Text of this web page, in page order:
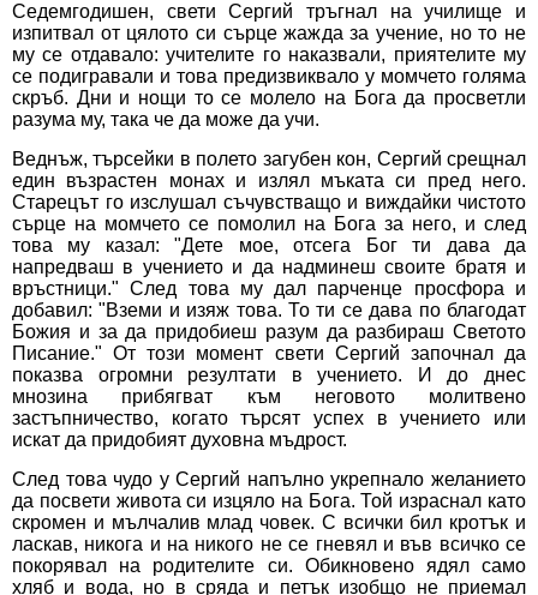
Седемгодишен, свети Сергий тръгнал на училище и
изпитвал от цялото си сърце жажда за учение, но то не
му се отдавало: учителите го наказвали, приятелите му
се подигравали и това предизвиквало у момчето голяма
скръб. Дни и нощи то се молело на Бога да просветли
разума му, така че да може да учи.
Веднъж, търсейки в полето загубен кон, Сергий срещнал
един възрастен монах и излял мъката си пред него.
Старецът го изслушал съчувстващо и виждайки чистото
сърце на момчето се помолил на Бога за него, и след
това му казал: "Дете мое, отсега Бог ти дава да
напредваш в учението и да надминеш своите братя и
връстници." След това му дал парченце просфора и
добавил: "Вземи и изяж това. То ти се дава по благодат
Божия и за да придобиеш разум да разбираш Светото
Писание." От този момент свети Сергий започнал да
показва огромни резултати в учението. И до днес
мнозина прибягват към неговото молитвено
застъпничество, когато търсят успех в учението или
искат да придобият духовна мъдрост.
След това чудо у Сергий напълно укрепнало желанието
да посвети живота си изцяло на Бога. Той израснал като
скромен и мълчалив млад човек. С всички бил кротък и
ласкав, никога и на никого не се гневял и във всичко се
покорявал на родителите си. Обикновено ядял само
хляб и вода, но в сряда и петък изобщо не приемал